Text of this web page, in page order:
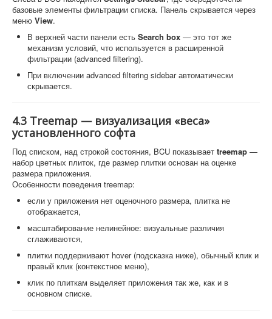
базовые элементы фильтрации списка. Панель скрывается через
меню View.
В верхней части панели есть Search box — это тот же
механизм условий, что используется в расширенной
фильтрации (advanced filtering).
При включении advanced filtering sidebar автоматически
скрывается.
4.3 Treemap — визуализация «веса»
установленного софта
Под списком, над строкой состояния, BCU показывает treemap —
набор цветных плиток, где размер плитки основан на оценке
размера приложения.
Особенности поведения treemap:
если у приложения нет оценочного размера, плитка не
отображается,
масштабирование нелинейное: визуальные различия
сглаживаются,
плитки поддерживают hover (подсказка ниже), обычный клик и
правый клик (контекстное меню),
клик по плиткам выделяет приложения так же, как и в
основном списке.